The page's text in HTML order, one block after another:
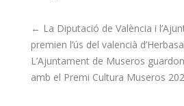
← La Diputació de València i
premien l’ús del valencià
L’Ajuntament de Museros
amb el Premi Cultura Museros